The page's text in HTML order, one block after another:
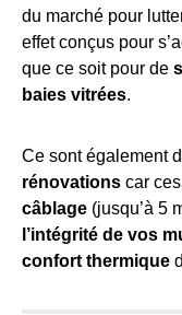
du marché pour
effet conçus pour
que ce soit pour de
baies vitrées.
Ce sont également
rénovations car
câblage (jusqu’à 5
l’intégrité de vos
confort thermique